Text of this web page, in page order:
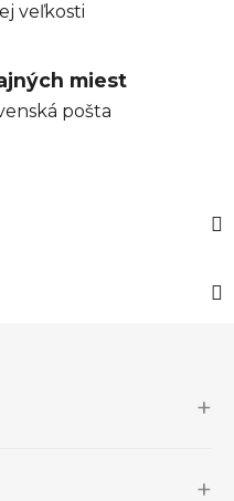
veľkosti
miest
pošta